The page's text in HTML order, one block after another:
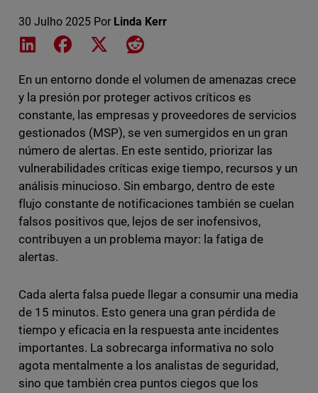
30 Julho 2025 Por Linda Kerr
Share on LinkedIn
Share on Facebook
Share on XShare on Reddit
En un entorno donde el volumen de amenazas crece
y la presión por proteger activos críticos es
constante, las empresas y proveedores de servicios
gestionados (MSP), se ven sumergidos en un gran
número de alertas. En este sentido, priorizar las
vulnerabilidades críticas exige tiempo, recursos y un
análisis minucioso. Sin embargo, dentro de este
flujo constante de notificaciones también se cuelan
falsos positivos que, lejos de ser inofensivos,
contribuyen a un problema mayor: la fatiga de
alertas.
Cada alerta falsa puede llegar a consumir una media
de 15 minutos. Esto genera una gran pérdida de
tiempo y eficacia en la respuesta ante incidentes
importantes. La sobrecarga informativa no solo
agota mentalmente a los analistas de seguridad,
sino que también crea puntos ciegos que los